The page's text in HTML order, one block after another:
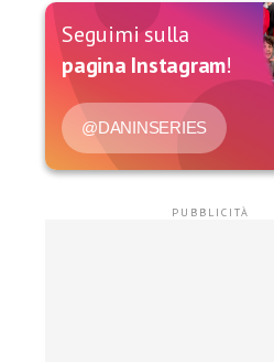
Seguimi sulla
pagina Instagram!
@DANINSERIES